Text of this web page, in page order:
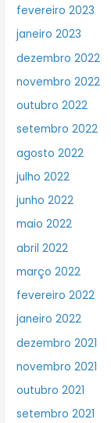
fevereiro 2023
janeiro 2023
dezembro 2022
novembro 2022
outubro 2022
setembro 2022
agosto 2022
julho 2022
junho 2022
maio 2022
abril 2022
março 2022
fevereiro 2022
janeiro 2022
dezembro 2021
novembro 2021
outubro 2021
setembro 2021